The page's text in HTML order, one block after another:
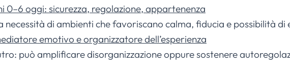
0–6 oggi: sicurezza, regolazione, appartenenza
necessità di ambienti che favoriscano calma, fiducia e possibilità di
emotivo e organizzatore dell’esperienza
può amplificare disorganizzazione oppure sostenere